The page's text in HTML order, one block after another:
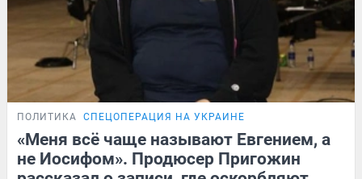
ПОЛИТИКА СПЕЦОПЕРАЦИЯ НА УКРАИНЕ
«Меня всё чаще называют Евгением, а
не Иосифом». Продюсер Пригожин